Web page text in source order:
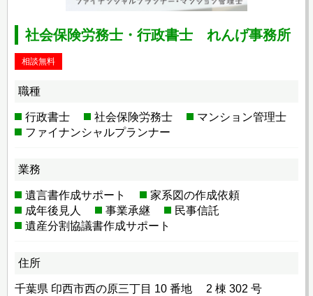
社会保険労務士・行政書士 れんげ事務所
相談無料
職種
行政書士 社会保険労務士
マンション管理士
ファイナンシャルプランナー
業務
遺言書作成サポート
家系図の作成依頼
成年後見人
事業承継
民事信託
遺産分割協議書作成サポート
住所
千葉県 印西市西の原三丁目 10 番地 2 棟 302 号